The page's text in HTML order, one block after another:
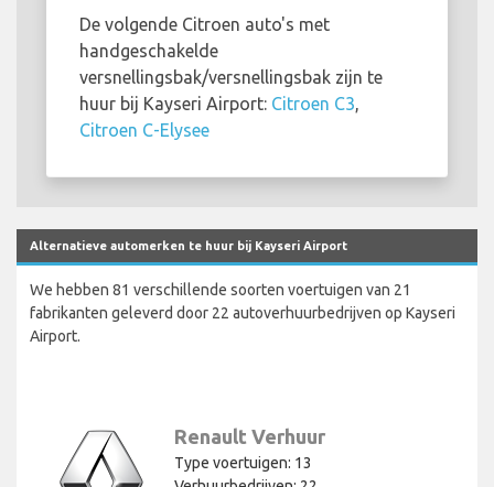
De volgende Citroen auto's met
handgeschakelde
versnellingsbak/versnellingsbak zijn te
huur bij Kayseri Airport: Citroen C3
Citroen C-Elysee
Alternatieve automerken te huur bij Kayseri Airport
We hebben 81 verschillende soorten voertuigen van 21
fabrikanten geleverd door 22 autoverhuurbedrijven op Kayseri
Airport.
Renault Verhuur
Type voertuigen: 13